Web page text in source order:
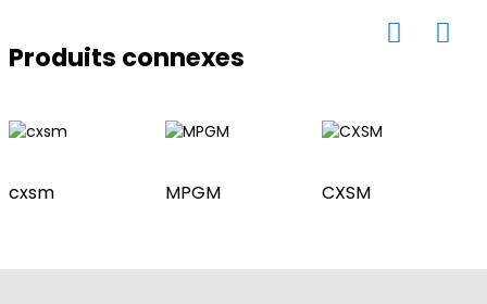
Produits connexes
cxsm MPGM CXSM